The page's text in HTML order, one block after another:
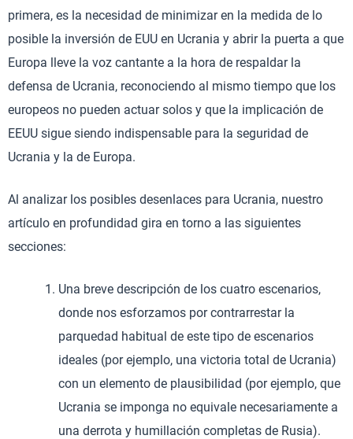
primera, es la necesidad de minimizar en la medida de lo
posible la inversión de EUU en Ucrania y abrir la puerta a que
Europa lleve la voz cantante a la hora de respaldar la
defensa de Ucrania, reconociendo al mismo tiempo que los
europeos no pueden actuar solos y que la implicación de
EEUU sigue siendo indispensable para la seguridad de
Ucrania y la de Europa.
Al analizar los posibles desenlaces para Ucrania, nuestro
artículo en profundidad gira en torno a las siguientes
secciones:
Una breve descripción de los cuatro escenarios,
donde nos esforzamos por contrarrestar la
parquedad habitual de este tipo de escenarios
ideales (por ejemplo, una victoria total de Ucrania)
con un elemento de plausibilidad (por ejemplo, que
Ucrania se imponga no equivale necesariamente a
una derrota y humillación completas de Rusia).